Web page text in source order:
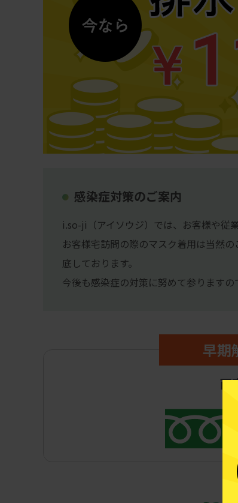
感染症対策のご案内
i.so-ji（アイソウジ）では、お客様や従
お客様宅訪問の際のマスク着用は当然
底しております。
今後も感染症の対策に努めて参りますの
早期
西